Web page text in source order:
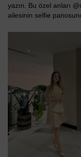
yazın. Bu özel anları
ailesinin selfie